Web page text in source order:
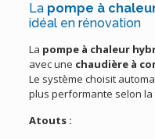
La pompe à
idéal en rénovation
La pompe à chaleur
avec une chaudière à
Le système choisit
plus performante selon
Atouts :